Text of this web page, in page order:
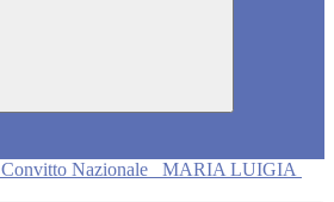
Convitto Nazionale
MARIA LUIGIA